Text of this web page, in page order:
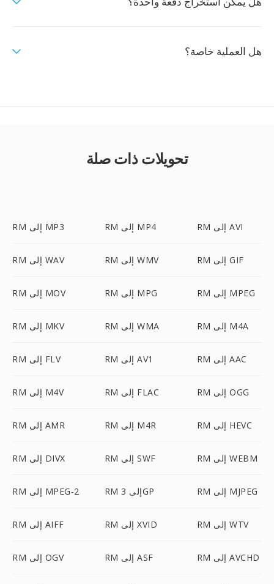
هل العملية خاصة؟
تحويلات ذات صلة
RM إلى MP3 RM إلى MP4 RM إلى AVI
RM إلى WAV RM إلى WMV RM إلى GIF
RM إلى MOV RM إلى MPG RM إلى MPEG
RM إلى MKV RM إلى WMA RM إلى M4A
RM إلى FLV RM إلى AV1 RM إلى AAC
RM إلى M4V RM إلى FLAC RM إلى OGG
RM إلى AMR RM إلى M4R RM إلى HEVC
RM إلى DIVX RM إلى SWF RM إلى WEBM
RM إلى MPEG-2 RM إلى 3GP RM إلى MJPEG
RM إلى AIFF RM إلى XVID RM إلى WTV
RM إلى OGV RM إلى ASF RM إلى AVCHD